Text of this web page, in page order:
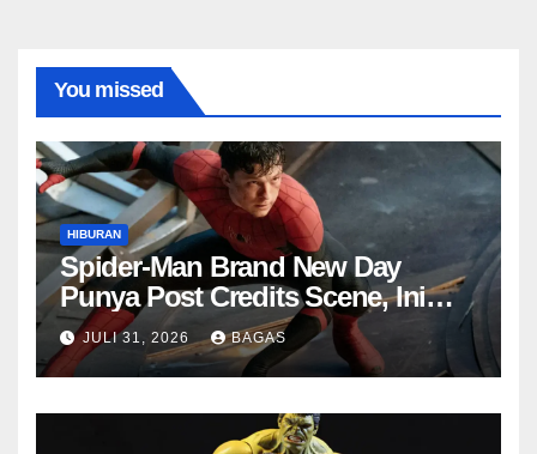
You missed
HIBURAN
Spider-Man Brand New Day
Punya Post Credits Scene, Ini
Fungsinya di MCU
JULI 31, 2026 BAGAS